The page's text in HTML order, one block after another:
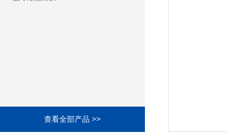
查看全部产品 >>